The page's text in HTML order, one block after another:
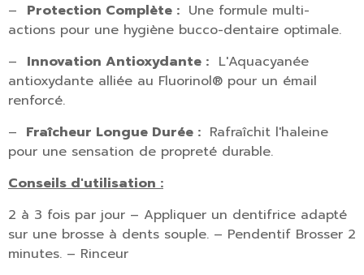
– Protection Complète : Une formule multi-
actions pour une hygiène bucco-dentaire optimale.
– Innovation Antioxydante : L'Aquacyanée
antioxydante alliée au Fluorinol® pour un émail
renforcé.
– Fraîcheur Longue Durée : Rafraîchit l'haleine
pour une sensation de propreté durable.
Conseils d'utilisation :
2 à 3 fois par jour – Appliquer un dentifrice adapté
sur une brosse à dents souple. – Pendentif Brosser 2
minutes. – Rinceur